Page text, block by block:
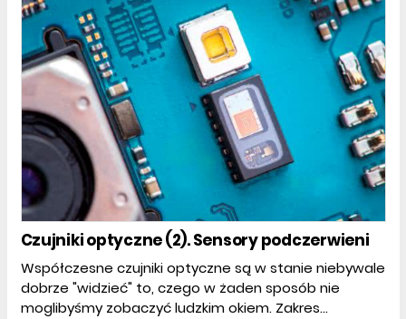
Czujniki optyczne (2). Sensory podczerwieni
Współczesne czujniki optyczne są w stanie niebywale
dobrze "widzieć" to, czego w żaden sposób nie
moglibyśmy zobaczyć ludzkim okiem. Zakres...